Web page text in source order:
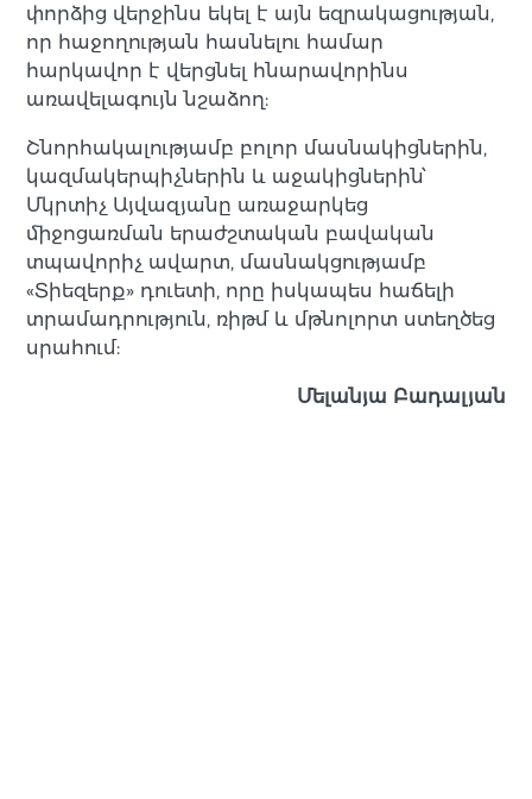
փորձից վերջինս եկել է այն եզրակացության,
որ հաջողության հասնելու համար
հարկավոր է վերցնել հնարավորինս
առավելագույն նշաձող:
Շնորհակալությամբ բոլոր մասնակիցներին,
կազմակերպիչներին և աջակիցներին՝
Մկրտիչ Այվազյանը առաջարկեց
միջոցառման երաժշտական բավական
տպավորիչ ավարտ, մասնակցությամբ
«Տիեզերք» դուետի, որը իսկապես հաճելի
տրամադրություն, ռիթմ և մթնոլորտ ստեղծեց
սրահում:
Մելանյա Բադալյան